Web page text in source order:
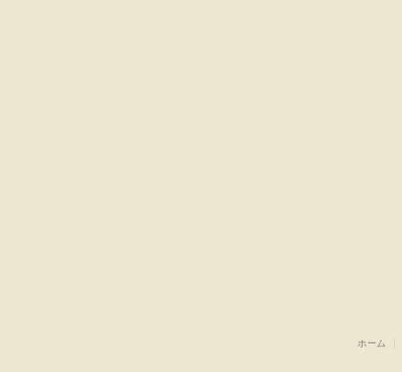
ホーム